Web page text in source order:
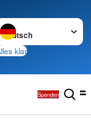
wechseln zu
klar
Spenden